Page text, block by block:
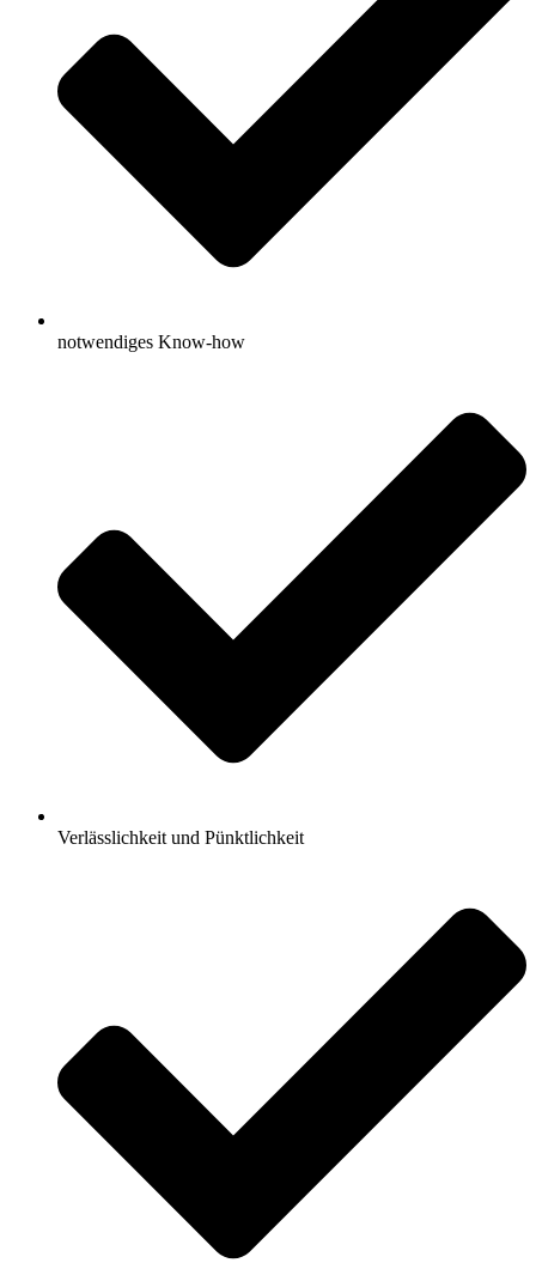
notwendiges Know-how
Verlässlichkeit und Pünktlichkeit